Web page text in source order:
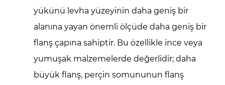
yükünü levha yüzeyinin daha geniş bir
alanına yayan önemli ölçüde daha geniş bir
flanş çapına sahiptir. Bu özellikle ince veya
yumuşak malzemelerde değerlidir; daha
büyük flanş, perçin somununun flanş